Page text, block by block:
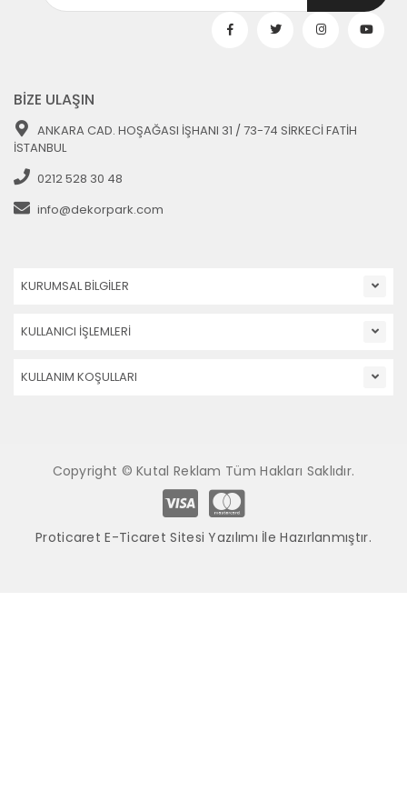
BİZE ULAŞIN
ANKARA CAD. HOŞAĞASI İŞHANI 31 / 73-74 SİRKECİ FATİH
İSTANBUL
0212 528 30 48
info@dekorpark.com
KURUMSAL BİLGİLER
KULLANICI İŞLEMLERİ
KULLANIM KOŞULLARI
Copyright © Kutal Reklam Tüm Hakları Saklıdır.
Proticaret E-Ticaret Sitesi Yazılımı İle Hazırlanmıştır.